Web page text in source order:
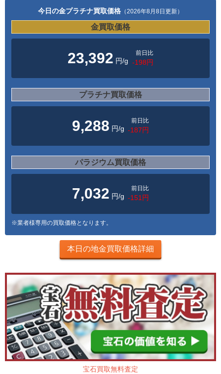
今日の金プラチナ買取価格 （2026年8月8日更新）
金買取価格
23,392 円/g
前日比
-198円
プラチナ買取価格
9,288 円/g
前日比
-187円
パラジウム買取価格
7,032 円/g
前日比
-151円
※業者様専用の買取価格となります。
本日の地金買取価格詳細
宝石買取無料査定